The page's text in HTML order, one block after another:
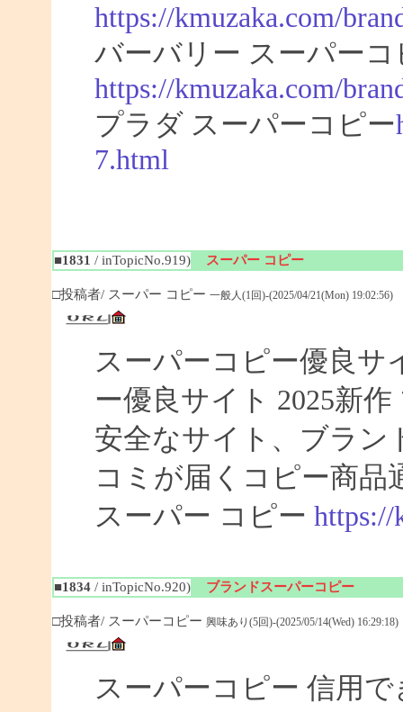
https://kmuzaka.com/
バーバリー スーパーコ
https://kmuzaka.com/
プラダ スーパーコピー
7.html
■1831 / inTopicNo.919) スーパー コピー
□投稿者/ スーパー コピー 一般人(1回)-(2025/04/21(Mon) 19:02:56)
スーパーコピー優良サ
ー優良サイト 2025新
安全なサイト、ブラン
コミが届くコピー商品
スーパー コピー https://
■1834/ inTopicNo.920) ブランドスーパーコピー
□投稿者/ スーパーコピー 興味あり(5回)-(2025/05/14(Wed) 16:29:18)
スーパーコピー 信用